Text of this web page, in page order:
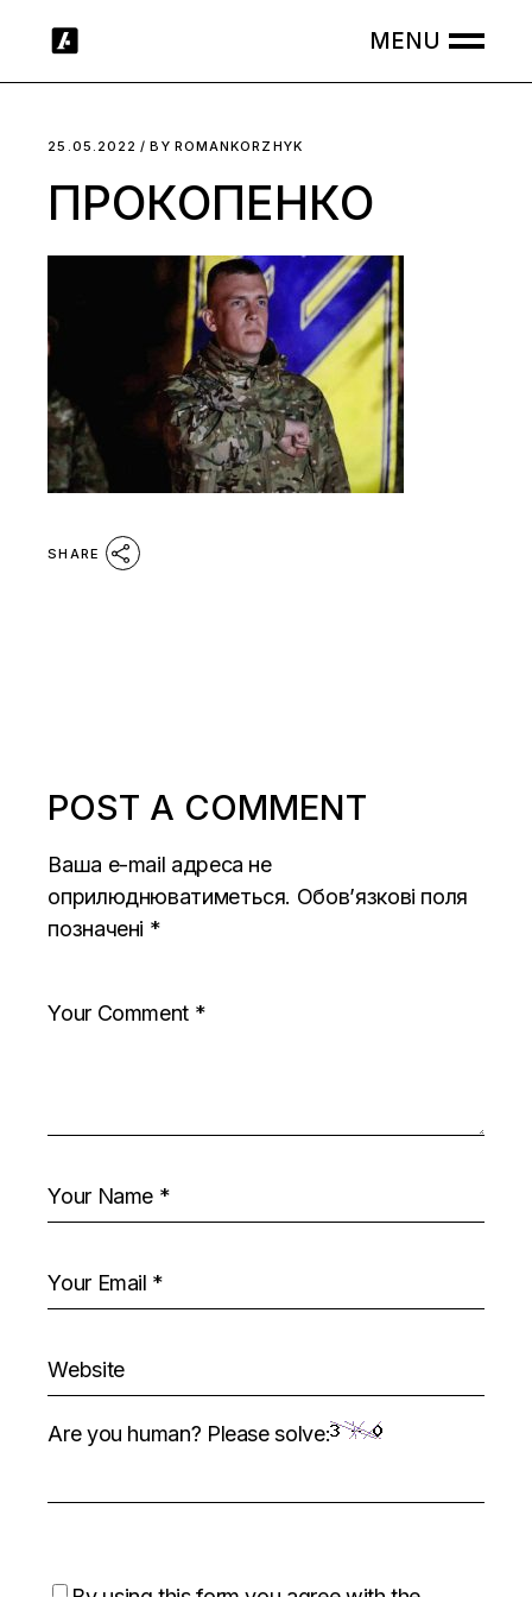
25.05.2022 BY ROMANKORZHYK
ПРОКОПЕНКО
SHARE
POST A COMMENT
Ваша e-mail адреса не
оприлюднюватиметься. Обов’язкові поля
позначені *
Are you human? Please solve: